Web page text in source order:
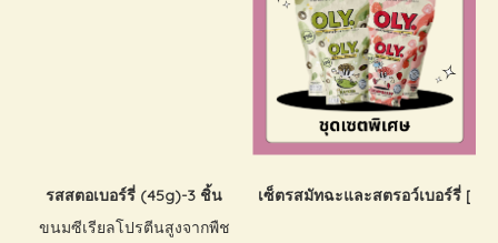
รสสตอเบอร์รี่ (45g)-3 ชิ้น
ขนมซีเรียลโปรตีนสูงจากพืช
เซ็ตรสมัทฉะและสตรอว์เบอร์รี่ [4